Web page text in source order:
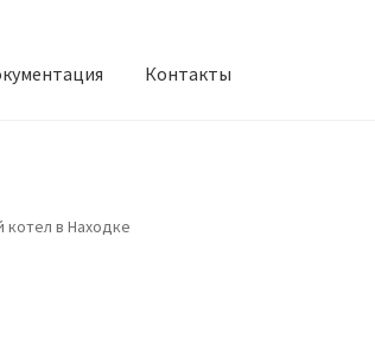
Контакты
в Находке